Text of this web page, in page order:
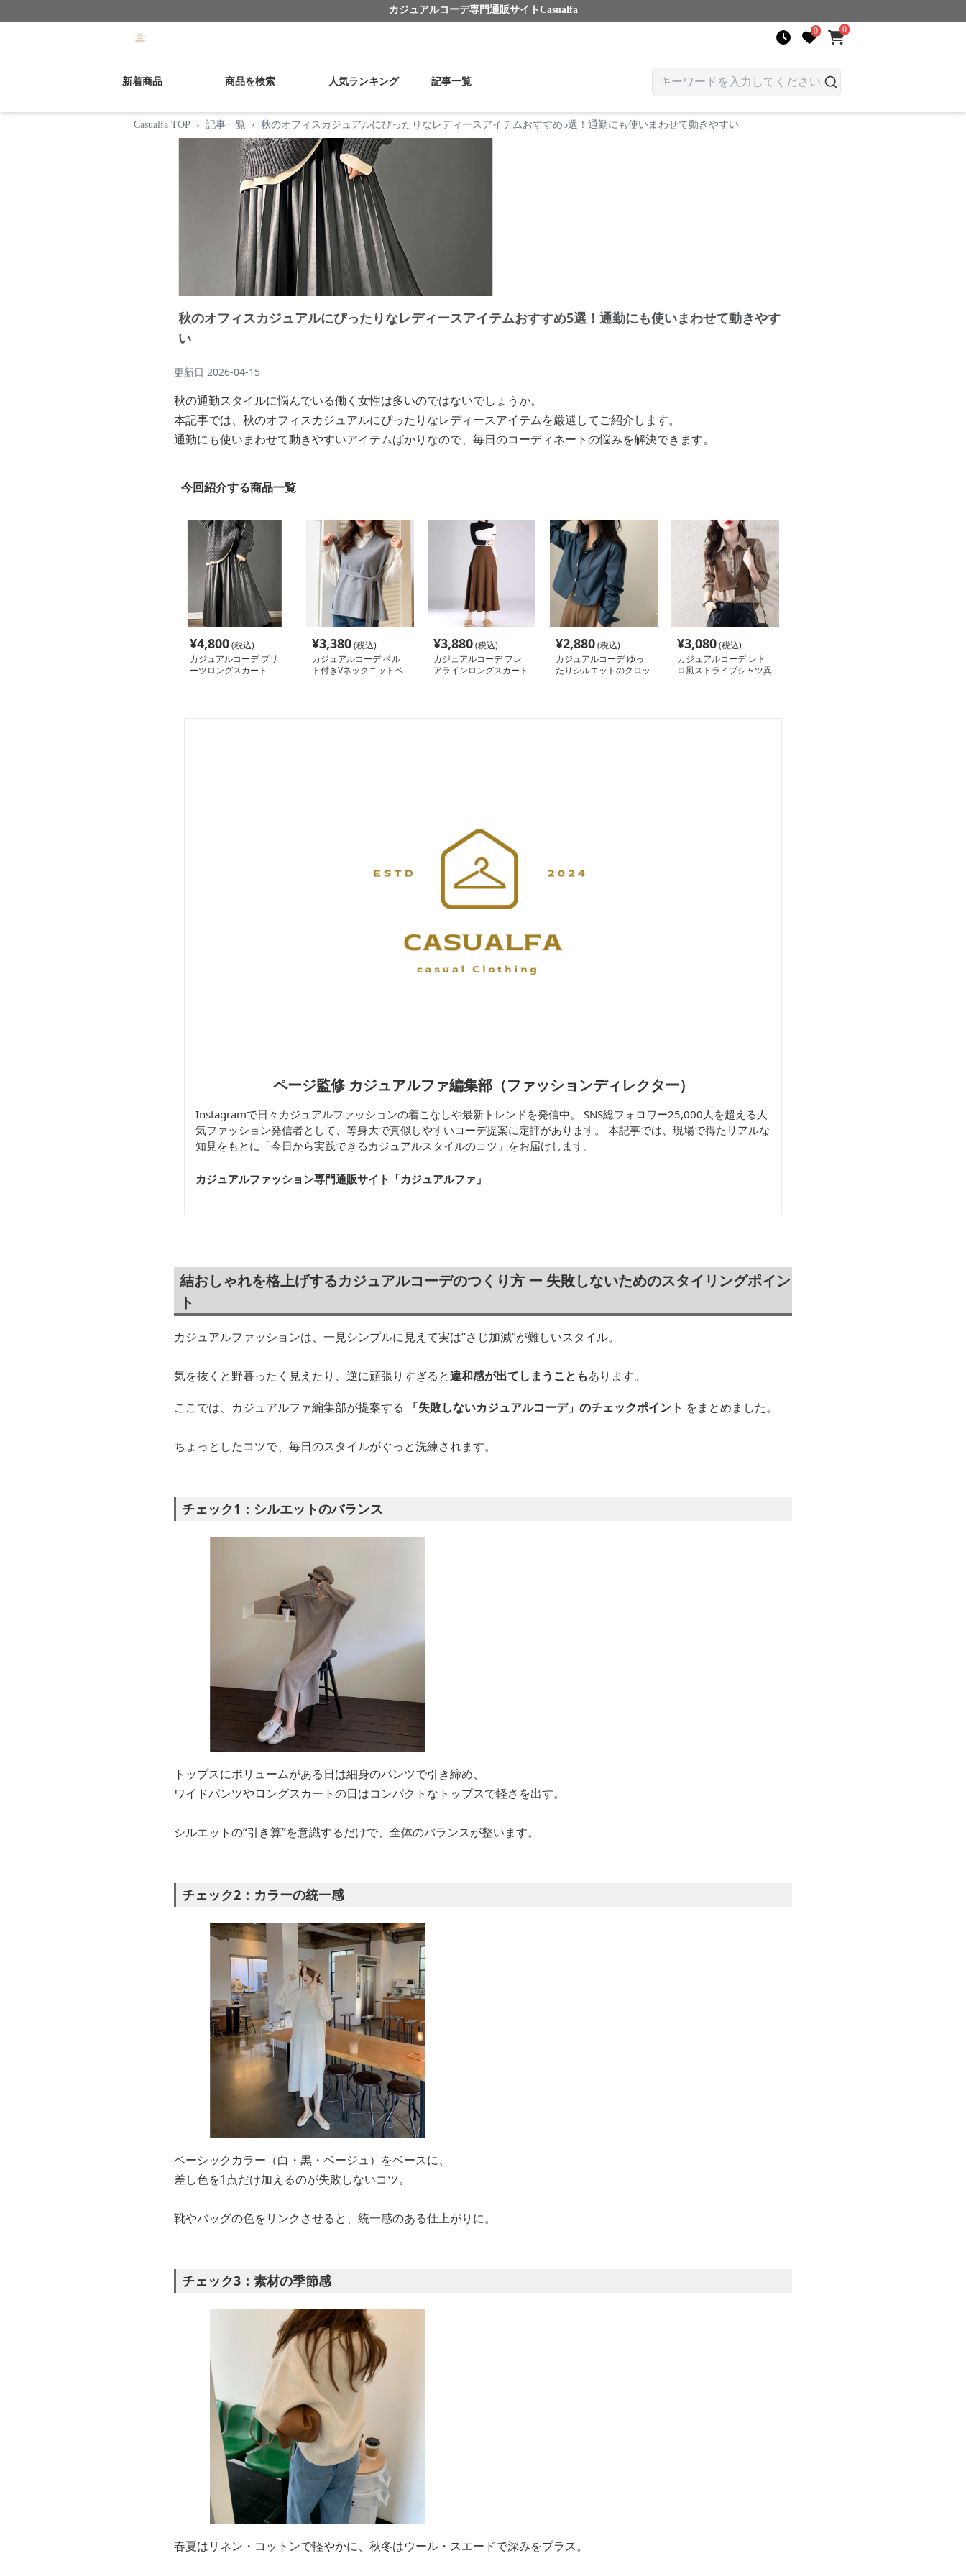
カジュアルコーデ専門通販サイト Casualfa
0 0
新着商品 商品を検索 人気ランキング 記事一覧
Casualfa TOP › 記事一覧 › 秋のオフィスカジュアルにぴったりなレディースアイテムおすすめ5選！通勤にも使いまわせて動きやすい
秋のオフィスカジュアルにぴったりなレディースアイテムおすすめ5選！通勤にも使いまわせて動きやす
い
更新日 2026-04-15
秋の通勤スタイルに悩んでいる働く女性は多いのではないでしょうか。
本記事では、秋のオフィスカジュアルにぴったりなレディースアイテムを厳選してご紹介します。
通勤にも使いまわせて動きやすいアイテムばかりなので、毎日のコーディネートの悩みを解決できます。
今回紹介する商品一覧
¥4,800(税込)
カジュアルコーデ プリ
ーツロングスカート
¥3,380(税込)
カジュアルコーデ ベル
ト付きVネックニットベ
¥3,880(税込)
カジュアルコーデ フレ
アラインロングスカート
¥2,880(税込)
カジュアルコーデ ゆっ
たりシルエットのクロッ
¥3,080(税込)
カジュアルコーデ レト
ロ風ストライプシャツ異
ページ監修 カジュアルファ編集部（ファッションディレクター）
Instagramで日々カジュアルファッションの着こなしや最新トレンドを発信中。 SNS総フォロワー25,000人を超える人
気ファッション発信者として、等身大で真似しやすいコーデ提案に定評があります。 本記事では、現場で得たリアルな
知見をもとに「今日から実践できるカジュアルスタイルのコツ」をお届けします。
カジュアルファッション専門通販サイト「カジュアルファ 」
結おしゃれを格上げするカジュアルコーデのつくり方 ー 失敗しないためのスタイリングポイン
ト
カジュアルファッションは、一見シンプルに見えて実は“さじ加減”が難しいスタイル。
気を抜くと野暮ったく見えたり、逆に頑張りすぎると違和感が出てしまうこともあります。
ここでは、カジュアルファ編集部が提案する
「失敗しないカジュアルコーデ」のチェックポイント をまとめました。
ちょっとしたコツで、毎日のスタイルがぐっと洗練されます。
チェック1：シルエットのバランス
トップスにボリュームがある日は細身のパンツで引き締め、
ワイドパンツやロングスカートの日はコンパクトなトップスで軽さを出す。
シルエットの“引き算”を意識するだけで、全体のバランスが整います。
チェック2：カラーの統一感
ベーシックカラー（白・黒・ベージュ）をベースに、
差し色を1点だけ加えるのが失敗しないコツ。
靴やバッグの色をリンクさせると、統一感のある仕上がりに。
チェック3：素材の季節感
春夏はリネン・コットンで軽やかに、秋冬はウール・スエードで深みをプラス。